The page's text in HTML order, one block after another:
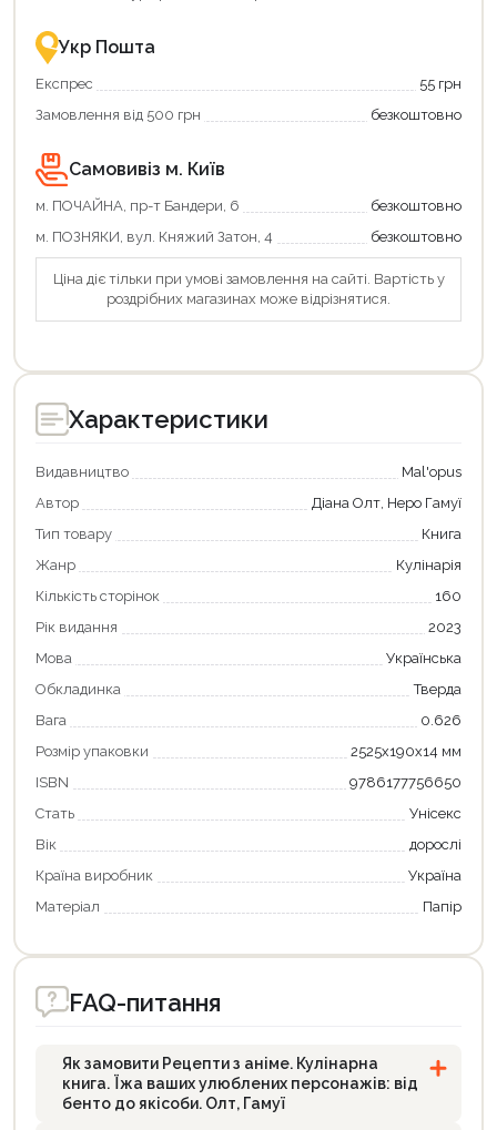
зручно
та
державною
підтримкою!
Укр Пошта
Експрес
55 грн
Замовлення від 500 грн
безкоштовно
Самовивіз м. Київ
м. ПОЧАЙНА, пр-т Бандери, 6
безкоштовно
м. ПОЗНЯКИ, вул. Княжий Затон, 4
безкоштовно
Ціна діє тільки при умові замовлення на сайті. Вартість у
роздрібних магазинах може відрізнятися.
Характеристики
Видавництво
Mal'opus
Автор
Діана Олт, Неро Гамуї
Тип товару
Книга
Жанр
Кулінарія
Кількість сторінок
160
Рік видання
2023
Мова
Українська
Обкладинка
Тверда
Вага
0.626
Розмір упаковки
2525х190х14 мм
ISBN
9786177756650
Стать
Унісекс
Вік
дорослі
Країна виробник
Україна
Матеріал
Папір
FAQ-питання
Як замовити Рецепти з аніме. Кулінарна
книга. Їжа ваших улюблених персонажів: від
бенто до якісоби. Олт, Гамуї
Оформити замовлення